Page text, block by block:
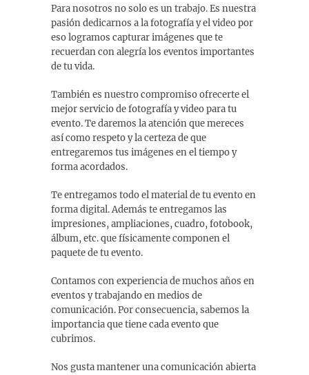
Para nosotros no solo es un trabajo. Es nuestra
pasión dedicarnos a la fotografía y el video por
eso logramos capturar imágenes que te
recuerdan con alegría los eventos importantes
de tu vida.
También es nuestro compromiso ofrecerte el
mejor servicio de fotografía y video para tu
evento. Te daremos la atención que mereces
así como respeto y la certeza de que
entregaremos tus imágenes en el tiempo y
forma acordados.
Te entregamos todo el material de tu evento en
forma digital. Además te entregamos las
impresiones, ampliaciones, cuadro, fotobook,
álbum, etc. que físicamente componen el
paquete de tu evento.
Contamos con experiencia de muchos años en
eventos y trabajando en medios de
comunicación. Por consecuencia, sabemos la
importancia que tiene cada evento que
cubrimos.
Nos gusta mantener una comunicación abierta